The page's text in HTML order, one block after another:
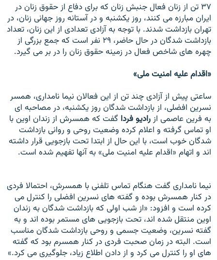
۳۷ تن از زنان فعال جنبش زنان که برای دفاع از حقوق زنان در
ايران مبارزه می کنند، روز يکشنبه و در آستانه روز جهانی زنان، در
تهران بازداشت شدند. با توجه به آزادی تعدادی از اين زنان، تعداد
بازداشت شدگان در حال حاضر، ۲۹ نفر است که جمع بزرگی از
چهره های شاخص فعال در زمينه حقوق زنان را در بر می گيرد.
«اقدام عليه امنيت ملی»
ساعتی پيش از آزادی چند تن از اين فعالان نيما نامداری، همسر
نسرين افضلی، از بازداشت شدگان روز يکشنبه، در مصاحبه ای
به فرین عاصمی از رادیو فردا گفت که همسرش از زندان اوين با
او تماس گرفته و اعلام کرده وضعيت روحی و روانی بازداشت
شدگان خوب است، با اين حال از ابتدا تحت بازجويی قرار داشته
اند و اتهام «اقدام عليه امنيت ملی» به آنها تفهيم شده است.
نيما نامداری گفت هنگام تماس تلفنی با همسرش، احتمالا فردی
در کنار همسرش بوده و گفته های نسرين افضلی را کنترل می
کرده است و افزود: «از شب اولی که بازداشت شدگان به زندان
اوين منتقل شده اند، تحت بازجويی های مستمر بوده اند و به
گفته نسرين، وضعيت جسمی و روحی بازداشت شدگان مناسب
است. البته در زمان صحبت فردی در کنار همسرم بود که گفته
های او را کنترل می کرد و از دادن اطلاع زياد، جلوگيری می کرد.»